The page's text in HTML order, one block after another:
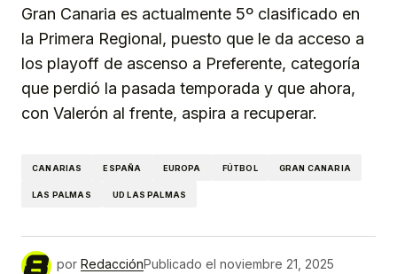
Gran Canaria es actualmente 5º clasificado en
la Primera Regional, puesto que le da acceso a
los playoff de ascenso a Preferente, categoría
que perdió la pasada temporada y que ahora,
con Valerón al frente, aspira a recuperar.
CANARIAS ESPAÑA EUROPA FÚTBOL GRAN CANARIA
LAS PALMAS UD LAS PALMAS
por RedacciónPublicado el noviembre 21, 2025